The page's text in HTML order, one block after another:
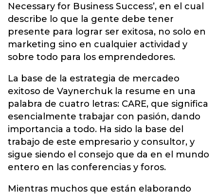
Necessary for Business Success’, en el cual
describe lo que la gente debe tener
presente para lograr ser exitosa, no solo en
marketing sino en cualquier actividad y
sobre todo para los emprendedores.
La base de la estrategia de mercadeo
exitoso de Vaynerchuk la resume en una
palabra de cuatro letras: CARE, que significa
esencialmente trabajar con pasión, dando
importancia a todo. Ha sido la base del
trabajo de este empresario y consultor, y
sigue siendo el consejo que da en el mundo
entero en las conferencias y foros.
Mientras muchos que están elaborando